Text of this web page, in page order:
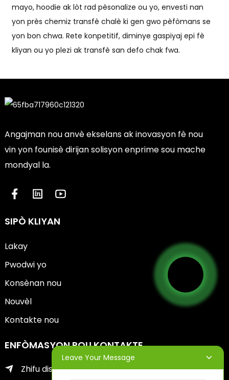
mayo, hoodie ak lòt rad pèsonalize ou yo, envesti nan
yon près chemiz transfè chalè ki gen gwo pèfòmans se
yon bon chwa. Rete konpetitif, diminye gaspiyaj epi fè
kliyan ou yo plezi ak transfè san defo chak fwa.
Angajman nou anvè ekselans ak inovasyon fè nou
vin yon founisè dirijan solisyon enprime sou mache
mondyal la.
SIPÒ KLIYAN
Lakay
Pwodwi yo
Konsènan nou
Nouvèl
Kontakte nou
ENFÒMASYON POU KONTAKTE
Zhifu distri nan vil Yantai
Leave Your Message